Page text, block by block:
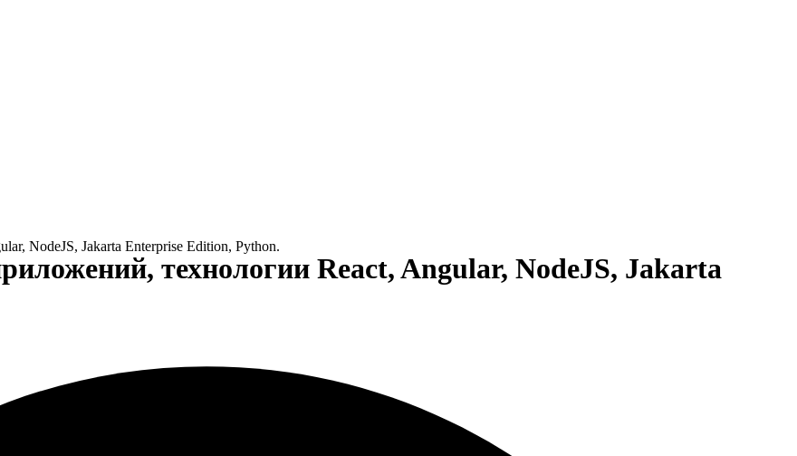
NodeJS, Jakarta Enterprise Edition, Python.
технологии React, Angular, NodeJS, Jakarta